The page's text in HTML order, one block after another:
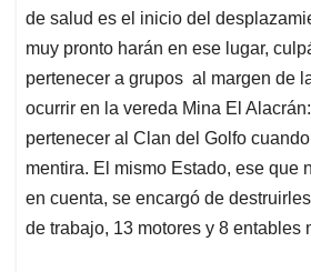
de salud es el inicio del
muy pronto harán en ese lugar,
pertenecer a grupos al margen de
ocurrir en la vereda Mina El
pertenecer al Clan del Golfo
mentira. El mismo Estado, ese que
en cuenta, se encargó de
de trabajo, 13 motores y 8 entables